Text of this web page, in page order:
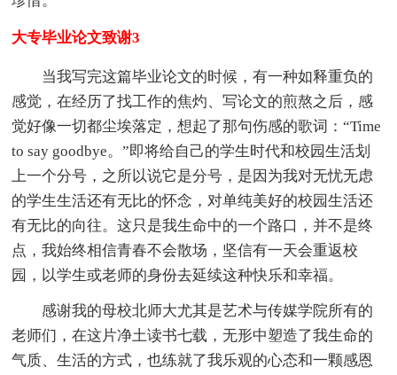
大专毕业论文致谢3
当我写完这篇毕业论文的时候，有一种如释重负的
感觉，在经历了找工作的焦灼、写论文的煎熬之后，感
觉好像一切都尘埃落定，想起了那句伤感的歌词：“Time
to say goodbye。”即将给自己的学生时代和校园生活划
上一个分号，之所以说它是分号，是因为我对无忧无虑
的学生生活还有无比的怀念，对单纯美好的校园生活还
有无比的向往。这只是我生命中的一个路口，并不是终
点，我始终相信青春不会散场，坚信有一天会重返校
园，以学生或老师的身份去延续这种快乐和幸福。
感谢我的母校北师大尤其是艺术与传媒学院所有的
老师们，在这片净土读书七载，无形中塑造了我生命的
气质、生活的方式，也练就了我乐观的心态和一颗感恩